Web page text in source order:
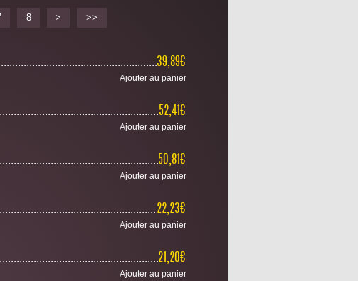
8 > >>
39,89€
Ajouter au panier
52,41€
Ajouter au panier
50,81€
Ajouter au panier
22,23€
Ajouter au panier
21,20€
Ajouter au panier